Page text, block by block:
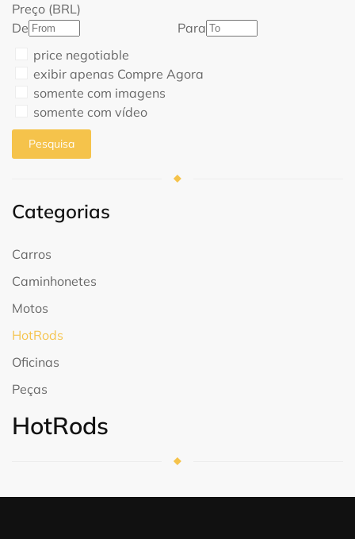
Preço (BRL)
De
Para
price negotiable
exibir apenas Compre Agora
somente com imagens
somente com vídeo
Pesquisa
Categorias
Carros
Caminhonetes
Motos
HotRods
Oficinas
Peças
HotRods